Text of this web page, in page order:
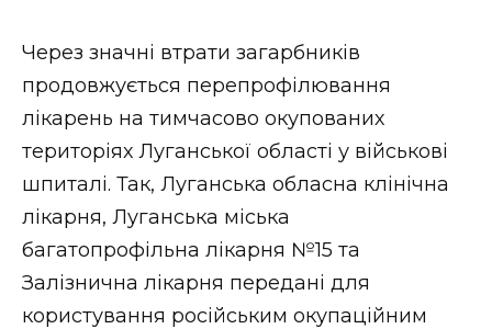
Через значні втрати загарбників
продовжується перепрофілювання
лікарень на тимчасово окупованих
територіях Луганської області у військові
шпиталі. Так, Луганська обласна клінічна
лікарня, Луганська міська
багатопрофільна лікарня №15 та
Залізнична лікарня передані для
користування російським окупаційним